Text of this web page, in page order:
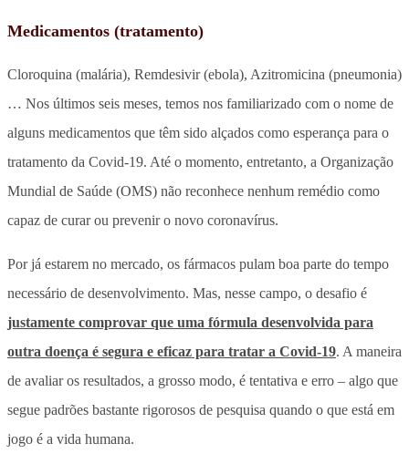
Medicamentos (tratamento)
Cloroquina (malária), Remdesivir (ebola), Azitromicina (pneumonia)
… Nos últimos seis meses, temos nos familiarizado com o nome de
alguns medicamentos que têm sido alçados como esperança para o
tratamento da Covid-19. Até o momento, entretanto, a Organização
Mundial de Saúde (OMS) não reconhece nenhum remédio como
capaz de curar ou prevenir o novo coronavírus.
Por já estarem no mercado, os fármacos pulam boa parte do tempo
necessário de desenvolvimento. Mas, nesse campo, o desafio é
justamente comprovar que uma fórmula desenvolvida para
outra doença é segura e eficaz para tratar a Covid-19. A maneira
de avaliar os resultados, a grosso modo, é tentativa e erro – algo que
segue padrões bastante rigorosos de pesquisa quando o que está em
jogo é a vida humana.